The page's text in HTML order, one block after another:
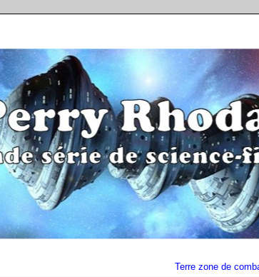
Terre zone de